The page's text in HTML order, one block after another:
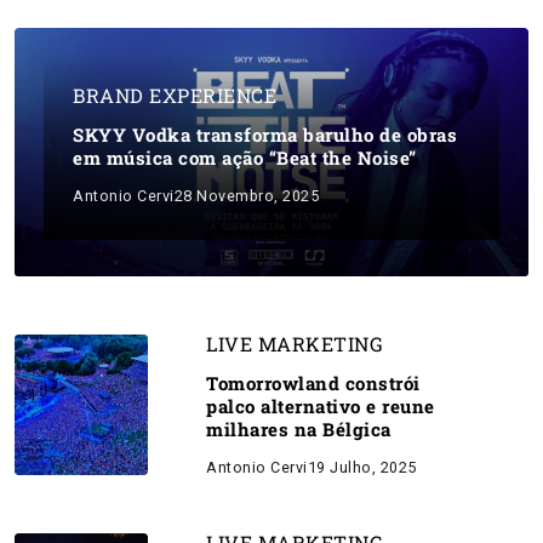
BRAND EXPERIENCE
SKYY Vodka transforma barulho de obras
em música com ação “Beat the Noise”
Antonio Cervi28 Novembro, 2025
LIVE MARKETING
Tomorrowland constrói
palco alternativo e reune
milhares na Bélgica
Antonio Cervi 19 Julho, 2025